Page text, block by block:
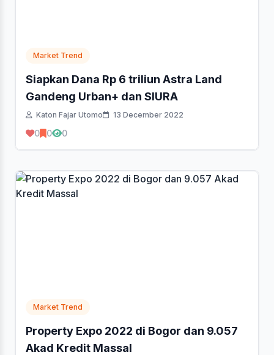
Market Trend
Siapkan Dana Rp 6 triliun Astra Land
Gandeng Urban+ dan SIURA
Katon Fajar Utomo 13 December 2022
0 0 0
Market Trend
Property Expo 2022 di Bogor dan 9.057
Akad Kredit Massal